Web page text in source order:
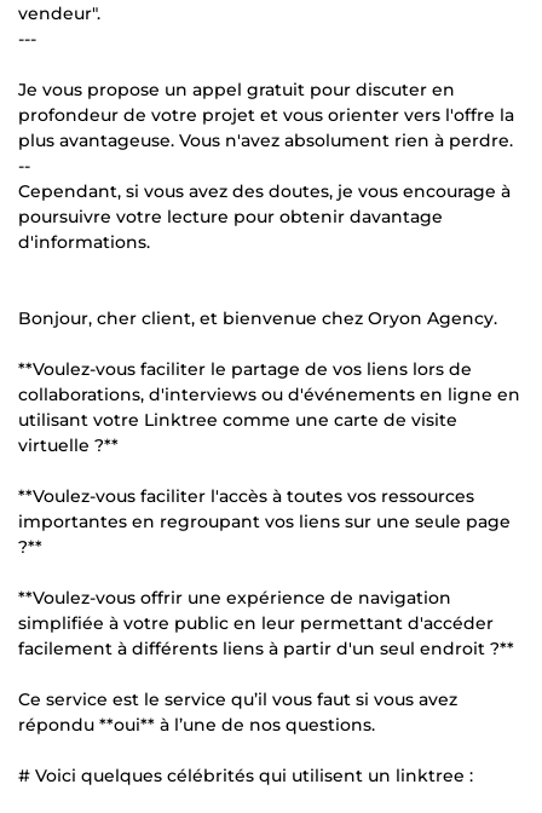
vendeur".
---
Je vous propose un appel gratuit pour discuter en
profondeur de votre projet et vous orienter vers l'offre la
plus avantageuse. Vous n'avez absolument rien à perdre.
--
Cependant, si vous avez des doutes, je vous encourage à
poursuivre votre lecture pour obtenir davantage
d'informations.
Bonjour, cher client, et bienvenue chez Oryon Agency.
**Voulez-vous faciliter le partage de vos liens lors de
collaborations, d'interviews ou d'événements en ligne en
utilisant votre Linktree comme une carte de visite
virtuelle ?**
**Voulez-vous faciliter l'accès à toutes vos ressources
importantes en regroupant vos liens sur une seule page
?**
**Voulez-vous offrir une expérience de navigation
simplifiée à votre public en leur permettant d'accéder
facilement à différents liens à partir d'un seul endroit ?**
Ce service est le service qu’il vous faut si vous avez
répondu **oui** à l’une de nos questions.
# Voici quelques célébrités qui utilisent un linktree :